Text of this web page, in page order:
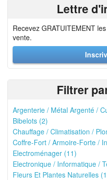
Lettre
Recevez GRATUITEMENT
vente.
Filtrer
Argenterie / Métal Argenté /
Bibelots (2)
Chauffage / Climatisation /
Coffre-Fort / Armoire-Forte /
Electroménager (11)
Electronique / Informatique /
Fleurs Et Plantes Naturelles